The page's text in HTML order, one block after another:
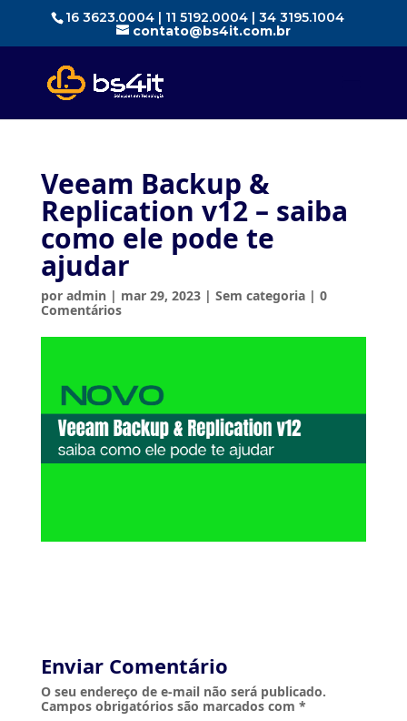
16 3623.0004 | 11 5192.0004 | 34 3195.1004
contato@bs4it.com.br
Veeam Backup &
Replication v12 – saiba
como ele pode te
ajudar
por admin | mar 29, 2023| Sem categoria| 0
Comentários
Enviar Comentário
O seu endereço de e-mail não será publicado.
Campos obrigatórios são marcados com *